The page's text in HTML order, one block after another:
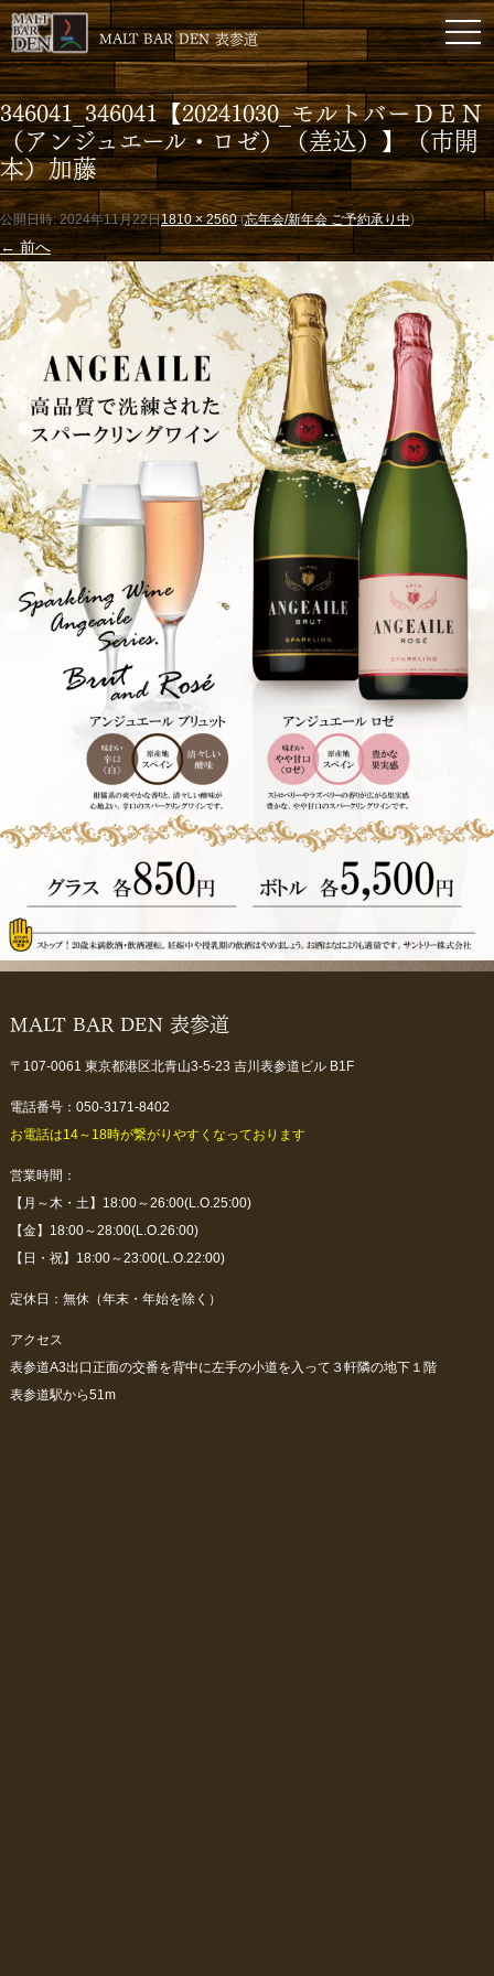
MALT BAR DEN 表参道
346041_346041【20241030_モルトバーＤＥＮ
（アンジュエール・ロゼ）（差込）】（市開
本）加藤
公開日時: 2024年11月22日1810 × 2560(忘年会/新年会 ご予約承り中)
← 前へ
MALT BAR DEN 表参道
〒107-0061 東京都港区北青山3-5-23 吉川表参道ビル B1F
電話番号：050-3171-8402
お電話は14～18時が繋がりやすくなっております
営業時間：
【月～木・土】18:00～26:00(L.O.25:00)
【金】18:00～28:00(L.O.26:00)
【日・祝】18:00～23:00(L.O.22:00)
定休日：無休（年末・年始を除く）
アクセス
表参道A3出口正面の交番を背中に左手の小道を入って３軒隣の地下１階
表参道駅から51m